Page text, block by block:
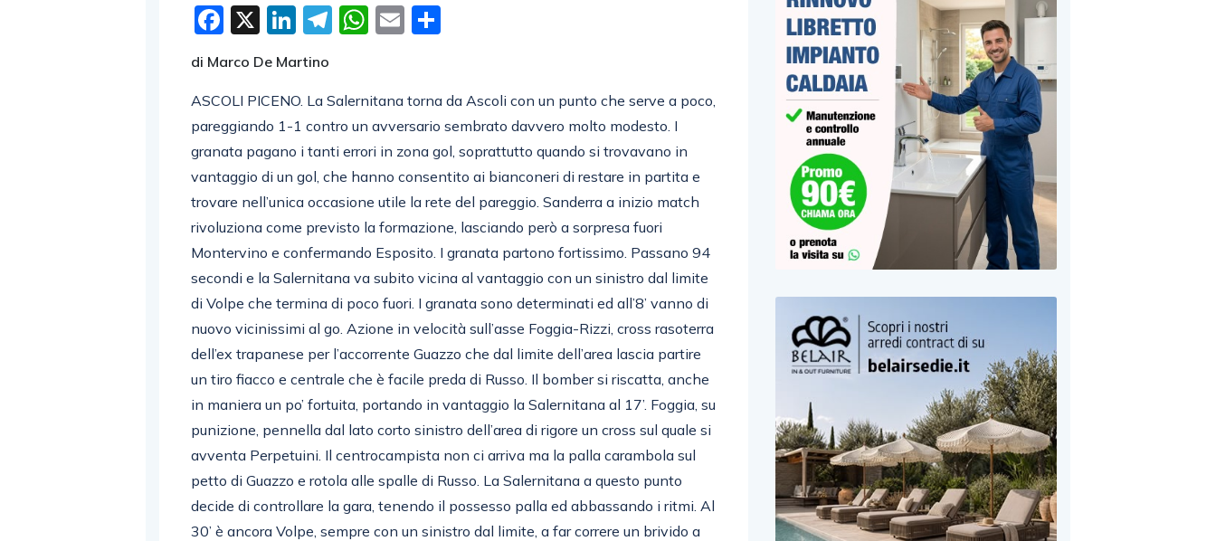
Facebook
X LinkedIn
Telegram
WhatsApp
Email
di Marco De Martino
ASCOLI PICENO. La Salernitana torna da Ascoli con un punto che serve a poco,
pareggiando 1-1 contro un avversario sembrato davvero molto modesto. I
granata pagano i tanti errori in zona gol, soprattutto quando si trovavano in
vantaggio di un gol, che hanno consentito ai bianconeri di restare in partita e
trovare nell’unica occasione utile la rete del pareggio. Sanderra a inizio match
rivoluziona come previsto la formazione, lasciando però a sorpresa fuori
Montervino e confermando Esposito. I granata partono fortissimo. Passano 94
secondi e la Salernitana va subito vicina al vantaggio con un sinistro dal limite
di Volpe che termina di poco fuori. I granata sono determinati ed all’8’ vanno di
nuovo vicinissimi al go. Azione in velocità sull’asse Foggia-Rizzi, cross rasoterra
dell’ex trapanese per l’accorrente Guazzo che dal limite dell’area lascia partire
un tiro fiacco e centrale che è facile preda di Russo. Il bomber si riscatta, anche
in maniera un po’ fortuita, portando in vantaggio la Salernitana al 17’. Foggia, su
punizione, pennella dal lato corto sinistro dell’area di rigore un cross sul quale si
avventa Perpetuini. Il centrocampista non ci arriva ma la palla carambola sul
petto di Guazzo e rotola alle spalle di Russo. La Salernitana a questo punto
decide di controllare la gara, tenendo il possesso palla ed abbassando i ritmi. Al
30’ è ancora Volpe, sempre con un sinistro dal limite, a far correre un brivido a